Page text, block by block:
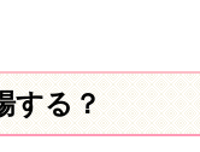
する？